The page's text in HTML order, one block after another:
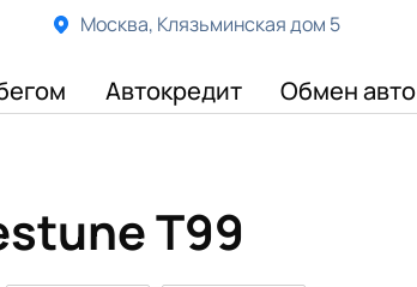
Москва, Клязьминская дом 5
Автокредит Обмен авто
T99